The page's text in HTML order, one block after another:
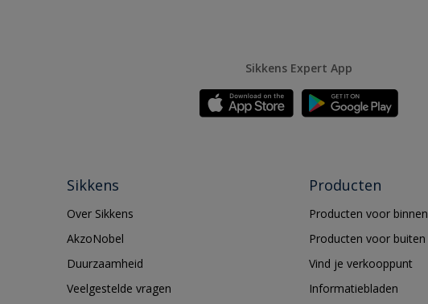
Sikkens Expert App
Sikkens
Over Sikkens
AkzoNobel
Duurzaamheid
Veelgestelde vragen
Producten
Producten voor binnen
Producten voor buiten
Vind je verkooppunt
Informatiebladen